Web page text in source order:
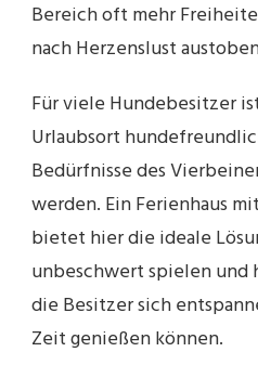
Bereich oft mehr
nach Herzenslust
Für viele Hundebesitzer
Urlaubsort
Bedürfnisse des
werden. Ein Ferienhaus
bietet hier die ideale
unbeschwert spielen und
die Besitzer sich
Zeit genießen können.